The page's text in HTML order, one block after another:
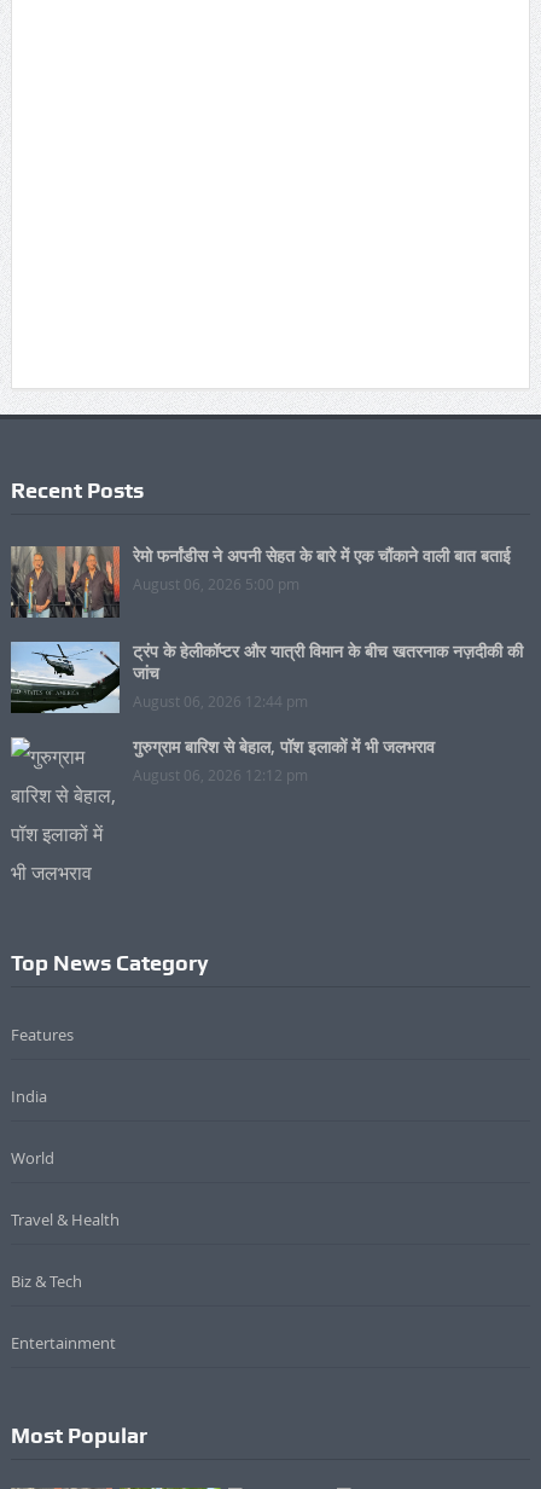
Recent Posts
रेमो फर्नांडीस ने अपनी सेहत के बारे में एक चौंकाने वाली बात बताई
August 06, 2026 5:00 pm
ट्रंप के हेलीकॉप्टर और यात्री विमान के बीच खतरनाक नज़दीकी की
जांच
August 06, 2026 12:44 pm
गुरुग्राम बारिश से बेहाल, पॉश इलाकों में भी जलभराव
August 06, 2026 12:12 pm
Top News Category
Features
India
World
Travel & Health
Biz & Tech
Entertainment
Most Popular